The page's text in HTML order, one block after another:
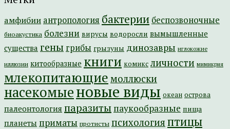
амфибии антропология бактерии беспозвоночные
биоакустика болезни вирусы водоросли вымышленные
существа гены грибы грызуны динозавры иглокожие
иллюзии китообразные книги комикс личности мимикрия
млекопитающие моллюски
насекомыеновые виды океан острова
палеонтология паразиты паукообразные пища
планеты приматы протисты психология птицы